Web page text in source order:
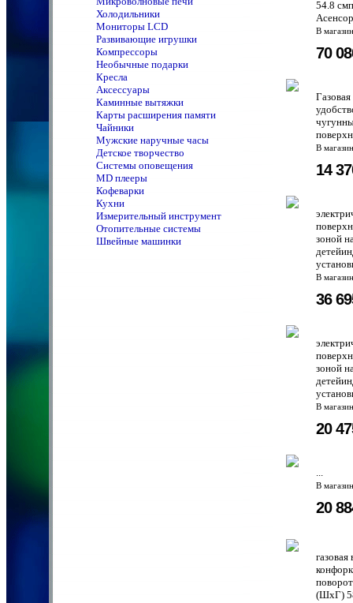
Холодильники
Мониторы LCD
Развивающие игрушки
Компрессоры
Необычные подарки
Кресла
Аксессуары
Каминные вытяжки
Карты расширения памяти
Чайники
Мужские наручные часы
Детское творчество
Системы оповещения
MD плееры
Кофеварки
Кухни
Измерительный инструмент
Отопительные системы
Швейные машинки
54.8
В
70
В
14
зоной
В
36
зоной
В
20
...
В
20
(ШхГ)